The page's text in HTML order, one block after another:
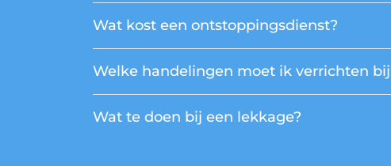
Wat kost een ontstoppingsdienst?
Welke handelingen moet ik verrichten
Wat te doen bij een lekkage?